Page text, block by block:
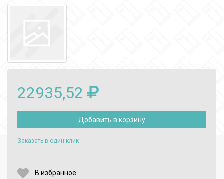
22935,52
Добавить в корзину
Заказать в один клик
В избранное